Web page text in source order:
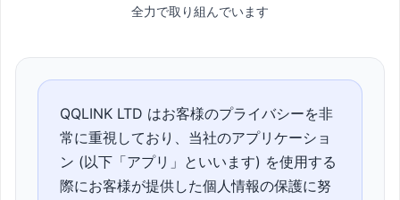
全力で取り組んでいます
QQLINK LTD はお客様のプライバシーを非
常に重視しており、当社のアプリケーショ
ン (以下「アプリ」といいます) を使用する
際にお客様が提供した個人情報の保護に努